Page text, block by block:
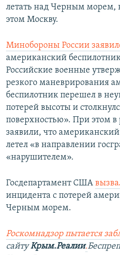
летать над Черным морем,
этом Москву.
Минобороны России
американский
Российские военные
резкого маневрирования
беспилотник перешел в
потерей высоты и
поверхностью». При этом в
заявили, что
летел «в направлении
«нарушителем».
Госдепартамент США
инцидента с потерей
Черным морем.
Роскомнадзор пытается
сайтуКрым.Реалии.